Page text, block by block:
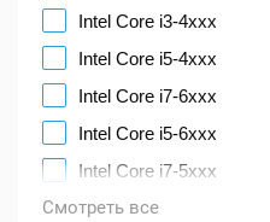
Intel Core i3-4ххх
Intel Core i5-4ххх
Intel Core i7-6ххх
Intel Core i5-6ххх
Intel Core i7-5ххх
Смотреть все